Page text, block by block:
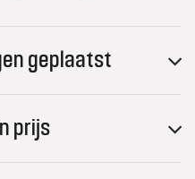
geplaatst
prijs